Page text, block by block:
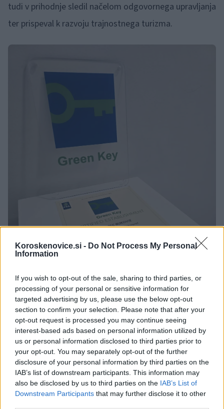
Koroskenovice.si - Do Not Process My Personal
Information
If you wish to opt-out of the sale, sharing to third parties, or
processing of your personal or sensitive information for
targeted advertising by us, please use the below opt-out
section to confirm your selection. Please note that after your
opt-out request is processed you may continue seeing
interest-based ads based on personal information utilized by
us or personal information disclosed to third parties prior to
your opt-out. You may separately opt-out of the further
disclosure of your personal information by third parties on the
IAB’s list of downstream participants. This information may
also be disclosed by us to third parties on the IAB’s List of
Downstream Participants that may further disclose it to other
tudi v prihodnje sledil načelom odgovornega upravljanja
ter prispeval k razvoju trajnostnega turizma.
Foto: Dravit Dravograd
Vir: Dravit Dravograd